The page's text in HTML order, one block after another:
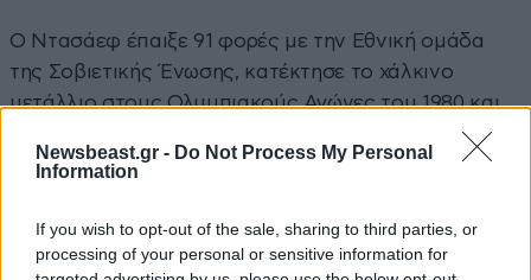
Newsbeast.gr - Do Not Process My Personal
Information
If you wish to opt-out of the sale, sharing to third parties, or
processing of your personal or sensitive information for
Ο Ντασάεφ έπαιξε 91 φορές με την Εθνική ομάδα
της Σοβιετικής Ένωσης, κατέκτησε το χάλκινο
μετάλλιο στους Ολυμπιακούς Αγώνες του 1980 και
πήρε μέρος σε τρία Μουντιάλ και ένα EURO, εκείνο
του 1988, στο οποίο η ΕΣΣΔ ηττήθηκε στον τελικό
Ανακηρύχθηκε κορυφαίος τερματοφύλακας στον
κόσμο το 1988 και θεωρείται ένας από τους